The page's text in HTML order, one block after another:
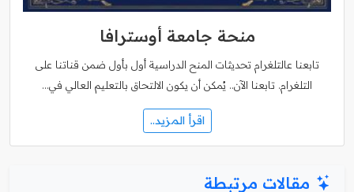
منحة جامعة أوسترافا
تابعنا عالتلغرام تحديثات المنح الدراسية أول بأول ضمن قناتنا على
التلغرام. تابعنا الآن.. يُمكن أن يكون الالتحاق بالتعليم العالي في…
اقرأ المزيد..
مقالات مرتبطة